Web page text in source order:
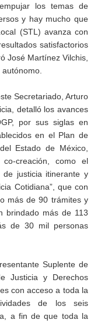
los temas de
y hay mucho que
(STL) avanza con
satisfactorios
José Martínez Vilchis,
Secretariado, Arturo
detalló los avances
por sus siglas en
en el Plan de
Estado de México,
creación, como el
de justicia itinerante y
Cotidiana”, que con
más de 90 trámites y
brindado más de 113
de 30 mil personas
Suplente de
Justicia y Derechos
con acceso a toda la
de los seis
a fin de que toda la